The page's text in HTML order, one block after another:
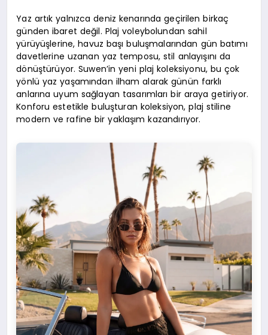
Yaz artık yalnızca deniz kenarında geçirilen birkaç
günden ibaret değil. Plaj voleybolundan sahil
yürüyüşlerine, havuz başı buluşmalarından gün batımı
davetlerine uzanan yaz temposu, stil anlayışını da
dönüştürüyor. Suwen’in yeni plaj koleksiyonu, bu çok
yönlü yaz yaşamından ilham alarak günün farklı
anlarına uyum sağlayan tasarımları bir araya getiriyor.
Konforu estetikle buluşturan koleksiyon, plaj stiline
modern ve rafine bir yaklaşım kazandırıyor.